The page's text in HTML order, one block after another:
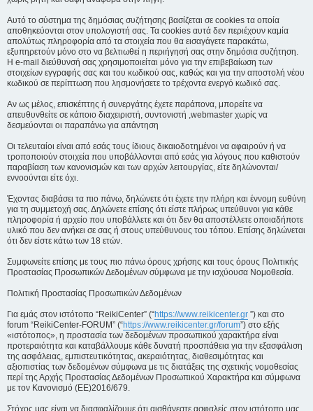
Αυτό το σύστημα της δημόσιας συζήτησης βασίζεται σε cookies τα οποία
αποθηκεύονται στον υπολογιστή σας. Τα cookies αυτά δεν περιέχουν καμία
απολύτως πληροφορία από τα στοιχεία που θα εισαγάγετε παρακάτω,
εξυπηρετούν μόνο στο να βελτιωθεί η περιήγησή σας στην δημόσια συζήτηση.
Η e-mail διεύθυνσή σας χρησιμοποιείται μόνο για την επιβεβαίωση των
στοιχείων εγγραφής σας και του κωδικού σας, καθώς και για την αποστολή νέου
κωδικού σε περίπτωση που λησμονήσετε το τρέχοντα ενεργό κωδικό σας.
Αν ως μέλος, επισκέπτης ή συνεργάτης έχετε παράπονα, μπορείτε να
απευθυνθείτε σε κάποιο διαχειριστή, συντονιστή ,webmaster χωρίς να
δεσμεύονται οι παραπάνω για απάντηση
Οι τελευταίοι είναι από εσάς τους ίδιους δικαιοδοτημένοι να αφαιρούν ή να
τροποποιούν στοιχεία που υποβάλλονται από εσάς για λόγους που καθιστούν
παραβίαση των κανονισμών και των αρχών λειτουργίας, είτε δηλώνονται/
εννοούνται είτε όχι.
Έχοντας διαβάσει τα πιο πάνω, δηλώνετε ότι έχετε την πλήρη και έννομη ευθύνη
για τη συμμετοχή σας. Δηλώνετε επίσης ότι είστε πλήρως υπεύθυνοι για κάθε
πληροφορία ή αρχείο που υποβάλλετε και ότι δεν θα αποστέλλετε οποιαδήποτε
υλικό που δεν ανήκει σε σας ή στους υπεύθυνους του τόπου. Επίσης δηλώνεται
ότι δεν είστε κάτω των 18 ετών.
Συμφωνείτε επίσης με τους πιο πάνω όρους χρήσης και τους όρους Πολιτικής
Προστασίας Προσωπικών Δεδομένων σύμφωνα με την ισχύουσα Νομοθεσία.
Πολιτική Προστασίας Προσωπικών Δεδομένων
Για εμάς στον ιστότοπο “ReikiCenter” (“https://www.reikicenter.gr ”) και στο
forum “ReikiCenter-FORUM” (“https://www.reikicenter.gr/forum”) στο εξής
«ιστότοπος», η προστασία των δεδομένων προσωπικού χαρακτήρα είναι
προτεραιότητα και καταβάλλουμε κάθε δυνατή προσπάθεια για την εξασφάλιση
της ασφάλειας, εμπιστευτικότητας, ακεραιότητας, διαθεσιμότητας και
αξιοπιστίας των δεδομένων σύμφωνα με τις διατάξεις της σχετικής νομοθεσίας
περί της Αρχής Προστασίας Δεδομένων Προσωπικού Χαρακτήρα και σύμφωνα
με τον Κανονισμό (ΕΕ)2016/679.
Στόχος μας είναι να διασφαλίζουμε ότι αισθάνεστε ασφαλείς στον ιστότοπο μας